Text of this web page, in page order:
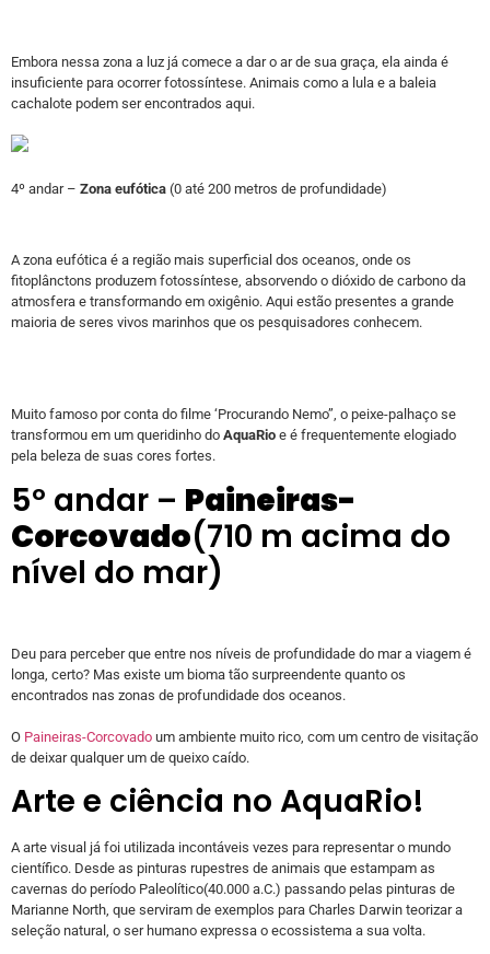
Embora nessa zona a luz já comece a dar o ar de sua graça, ela ainda é
insuficiente para ocorrer fotossíntese. Animais como a lula e a baleia
cachalote podem ser encontrados aqui.
4º andar – Zona eufótica (0 até 200 metros de profundidade)
A zona eufótica é a região mais superficial dos oceanos, onde os
fitoplânctons produzem fotossíntese, absorvendo o dióxido de carbono da
atmosfera e transformando em oxigênio. Aqui estão presentes a grande
maioria de seres vivos marinhos que os pesquisadores conhecem.
Muito famoso por conta do filme ‘Procurando Nemo”, o peixe-palhaço se
transformou em um queridinho do AquaRio e é frequentemente elogiado
pela beleza de suas cores fortes.
5º andar – Paineiras-
Corcovado(710 m acima do
nível do mar)
Deu para perceber que entre nos níveis de profundidade do mar a viagem é
longa, certo? Mas existe um bioma tão surpreendente quanto os
encontrados nas zonas de profundidade dos oceanos.
O Paineiras-Corcovado um ambiente muito rico, com um centro de visitação
de deixar qualquer um de queixo caído.
Arte e ciência no AquaRio!
A arte visual já foi utilizada incontáveis vezes para representar o mundo
científico. Desde as pinturas rupestres de animais que estampam as
cavernas do período Paleolítico(40.000 a.C.) passando pelas pinturas de
Marianne North, que serviram de exemplos para Charles Darwin teorizar a
seleção natural, o ser humano expressa o ecossistema a sua volta.